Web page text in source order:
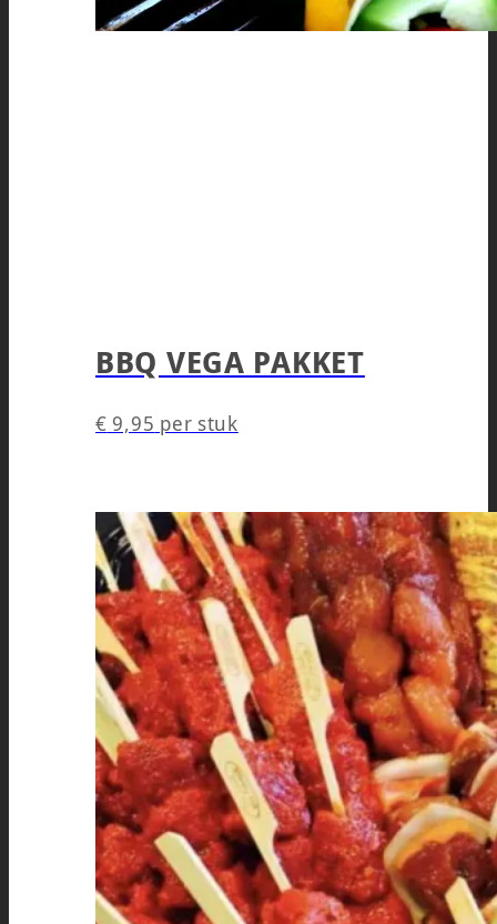
BBQ VEGA PAKKET
€ 9,95 per stuk